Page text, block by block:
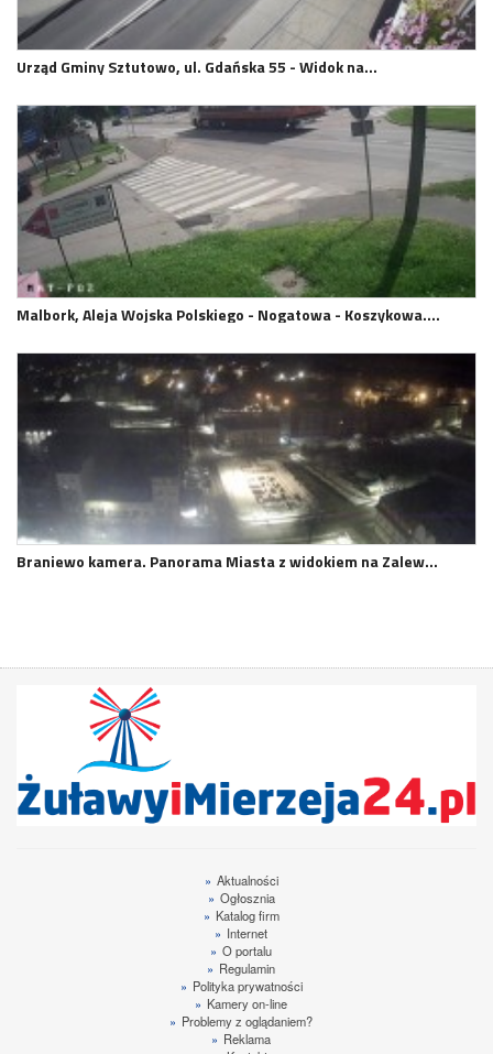
Urząd Gminy Sztutowo, ul. Gdańska 55 - Widok na…
Malbork, Aleja Wojska Polskiego - Nogatowa - Koszykowa.…
Braniewo kamera. Panorama Miasta z widokiem na Zalew…
» Aktualności
» Ogłosznia
» Katalog firm
» Internet
» O portalu
» Regulamin
» Polityka prywatności
» Kamery on-line
» Problemy z oglądaniem?
» Reklama